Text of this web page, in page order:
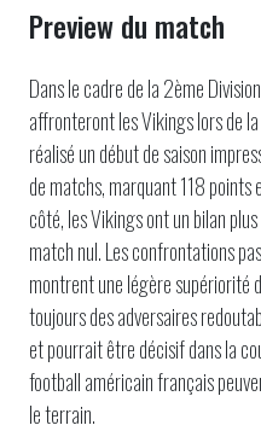
Preview du match
Dans le cadre de la 2ème
affronteront les Vikings lors de
réalisé un début de saison
de matchs, marquant 118 points
côté, les Vikings ont un bilan
match nul. Les confrontations
montrent une légère supériorité
toujours des adversaires
et pourrait être décisif dans la
football américain français
le terrain.